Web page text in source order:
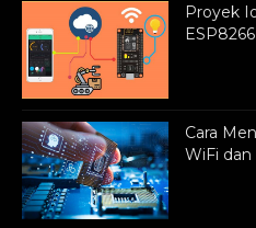
Proyek
Cara
WiFi